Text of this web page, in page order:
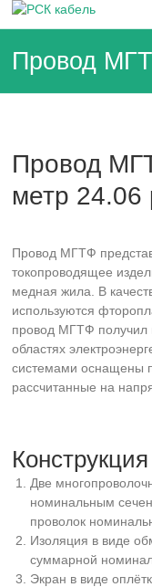
Перейти
к РСК
кабель
и
от
Чувашкабель
НКЗ
Электрокабельа
а
Провод
Провод
метр 24.06
Провод МГТФ
токопроводящее
медная жила. В
используются
провод МГТФ получил
областях
системами оснащены
рассчитанные на
Две
номинальным
проволок
Изоляция в виде
суммарной
Экран в виде